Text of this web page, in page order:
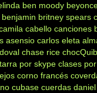
ben moody
britney spears
cabello canciones
asensio carlos eleta
chase rice
por skype clases
corno francés
cubase cuerdas